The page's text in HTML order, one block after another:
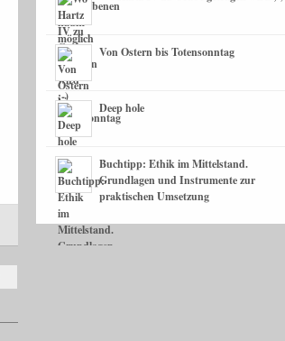
Von Ostern bis Totensonntag
Deep hole
Buchtipp: Ethik im Mittelstand.
Grundlagen und Instrumente zur
praktischen Umsetzung